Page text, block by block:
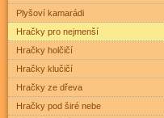
Plyšoví kamarádi
Hračky pro nejmenší
Hračky holčičí
Hračky klučičí
Hračky ze dřeva
Hračky pod širé nebe